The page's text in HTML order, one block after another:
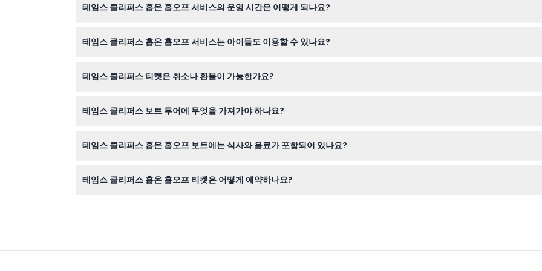
니다.
테임스 클리퍼스 홉온 홉오프 서비스의 운영 시간은 어떻게 되나요?
하세요).
테임스 클리퍼스 홉온 홉오프 서비스는 아이들도 이용할 수 있나요?
테임스 클리퍼스 티켓은 취소나 환불이 가능한가요?
테임스 클리퍼스 보트 투어에 무엇을 가져가야 하나요?
요.
테임스 클리퍼스 홉온 홉오프 보트에는 식사와 음료가 포함되어 있나요?
테임스 클리퍼스 홉온 홉오프 티켓은 어떻게 예약하나요?